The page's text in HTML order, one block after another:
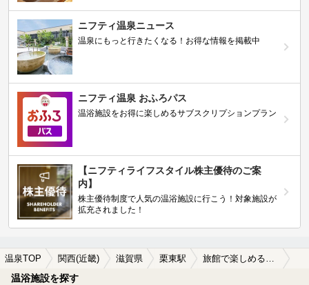
ニフティ温泉ニュース
温泉にもっと行きたくなる！お得な情報を掲載中
ニフティ温泉 おふろパス
温浴施設をお得に楽しめるサブスクリプションプラン
【ニフティライフスタイル株主優待のご案
内】
株主優待制度で人気の温浴施設に行こう！対象施設が
拡充されました！
温泉TOP 関西(近畿) 滋賀県 栗東駅 旅館で楽しめる栗東駅近くの温泉、日帰り温泉、スーパー銭湯おすすめ
温浴施設を探す